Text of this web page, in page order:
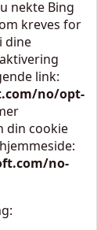
nekte Bing
kreves for
dine
link:
no/opt-
din cookie
no-